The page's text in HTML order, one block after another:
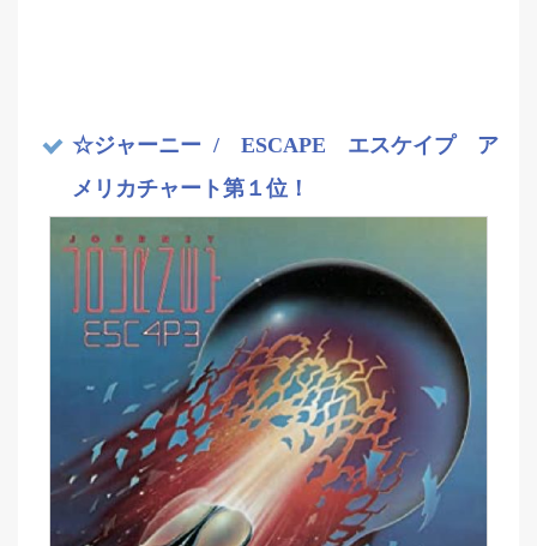
☆ジャーニー / ESCAPE エスケイプ ア
メリカチャート第１位！